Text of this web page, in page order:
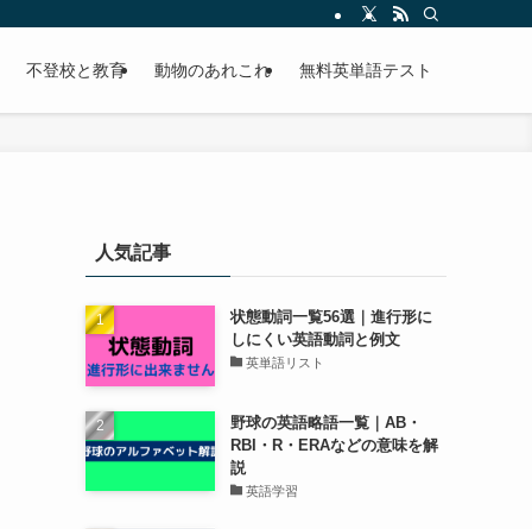
不登校と教育 動物のあれこれ 無料英単語テスト
人気記事
状態動詞一覧56選｜進行形に
しにくい英語動詞と例文
英単語リスト
野球の英語略語一覧｜AB・
RBI・R・ERAなどの意味を解
説
英語学習